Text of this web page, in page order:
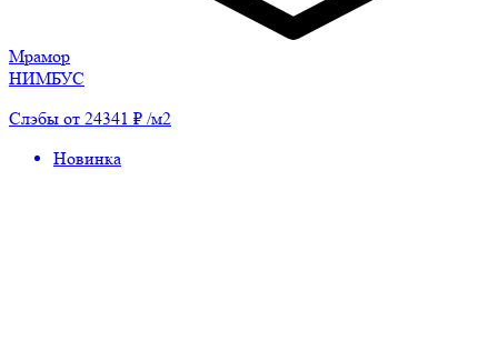
Мрамор
НИМБУС
Слэбы от 24341 ₽ /м2
Новинка